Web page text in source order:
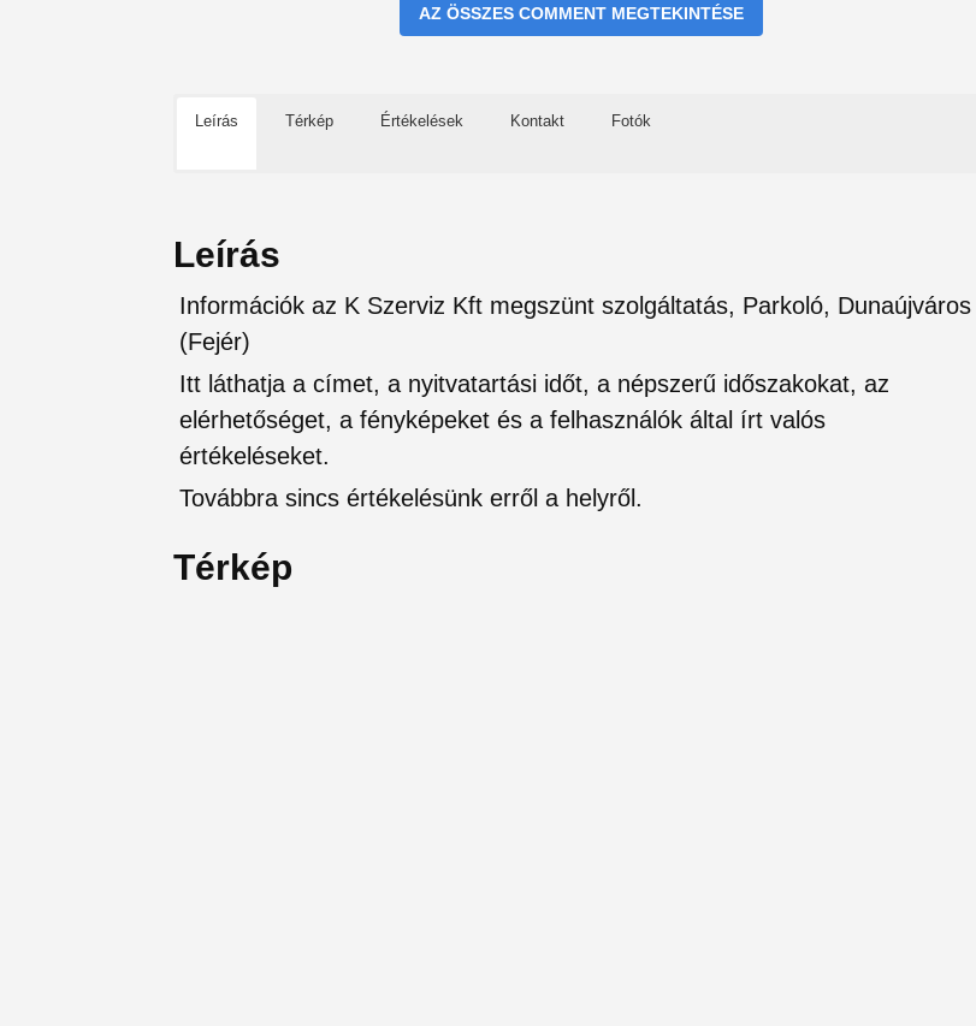
AZ ÖSSZES COMMENT MEGTEKINTÉSE
Leírás Térkép Értékelések Kontakt Fotók
Leírás
Információk az K Szerviz Kft megszünt szolgáltatás, Parkoló, Dunaújváros
(Fejér)
Itt láthatja a címet, a nyitvatartási időt, a népszerű időszakokat, az
elérhetőséget, a fényképeket és a felhasználók által írt valós
értékeléseket.
Továbbra sincs értékelésünk erről a helyről.
Térkép